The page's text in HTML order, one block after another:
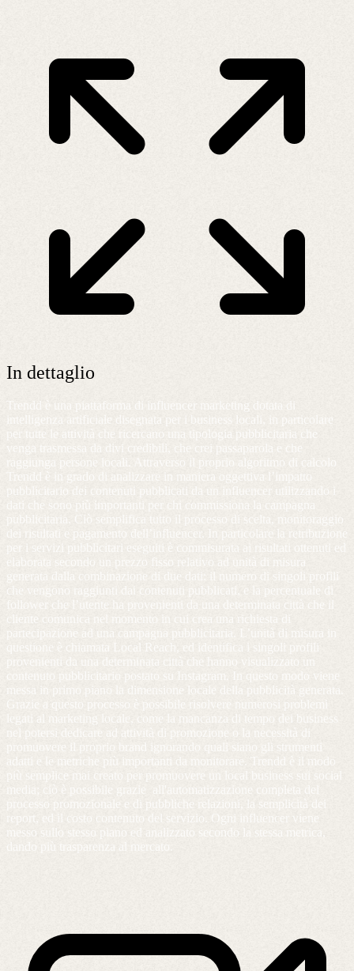
In dettaglio
Trendd è una piattaforma di influencer marketing dotata di
intelligenza artificiale disegnata per i business locali, in particolare
per tutte le attività che ricercano una tipologia pubblicitaria che
venga trasmessa da divi credibili, che crei passaparola e che
raggiunga persone locali. Attraverso il proprio algoritmo di calcolo
Trendd è in grado di analizzare in maniera oggettiva l’impatto
pubblicitario dei contenuti pubblicati da un influencer utilizzando i
dati che sono più importanti per chi commissiona la campagna
pubblicitaria. Ciò semplifica tutto il processo di scelta, monitoraggio
dei risultati e pagamento dell’influencer. In particolare la retribuzione
per i servizi pubblicitari eseguiti è commisurata ai risultati ottenuti ed
elaborata secondo un prezzo fisso relativo ad unità di misura
generata dalla combinazione di due dati: il numero di singoli profili
che vengono raggiunti dai contenuti pubblicati, e la percentuale di
follower che l’utente ha provenienti da una determinata città che il
cliente comunica nel momento in cui crea una richiesta di
partecipazione ad una campagna pubblicitaria. L’unità di misura in
questione è chiamata Local Reach, ed identifica i singoli profili
provenienti da una determinata città che hanno visualizzato un
contenuto pubblicitario postato su Instagram. In questo modo viene
messa in primo piano la dimensione locale della pubblicità generata.
Grazie a questo processo è possibile risolvere numerosi problemi
legati al marketing locale, come la mancanza di tempo dei business
nel potersi dedicare ad attività di promozione o la necessità di
promuovere il proprio brand ignorando quali siano gli strumenti
adatti e le metriche più importanti da monitorare. Trendd è il modo
più semplice mai creato per promuovere un local business sui social
media; ciò è possibile grazie all'automatizzazione completa del
processo promozionale e di pubbliche relazioni, la semplicità dei
report, ed il costo contenuto del servizio. Ogni influencer viene
messo sullo stesso piano ed analizzato secondo la stessa metrica,
dando più trasparenza al mercato.